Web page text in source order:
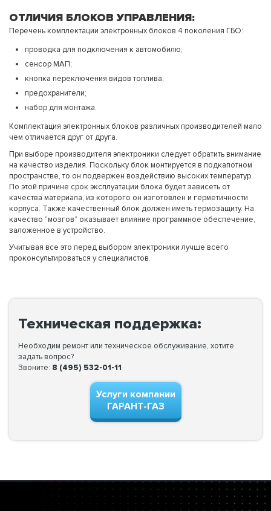
ОТЛИЧИЯ БЛОКОВ УПРАВЛЕНИЯ:
Перечень комплектации электронных блоков 4 поколения ГБО:
проводка для подключения к автомобилю;
сенсор МАП;
кнопка переключения видов топлива;
предохранители;
набор для монтажа.
Комплектация электронных блоков различных производителей мало
чем отличается друг от друга.
При выборе производителя электроники следует обратить внимание
на качество изделия. Поскольку блок монтируется в подкапотном
пространстве, то он подвержен воздействию высоких температур.
По этой причине срок эксплуатации блока будет зависеть от
качества материала, из которого он изготовлен и герметичности
корпуса. Также качественный блок должен иметь термозащиту. На
качество “мозгов” оказывает влияние программное обеспечение,
заложенное в устройство.
Учитывая все это перед выбором электроники лучше всего
проконсультироваться у специалистов.
Техническая поддержка:
Необходим ремонт или техническое обслуживание, хотите
задать вопрос?
Звоните: 8 (495) 532-01-11
Услуги компании
ГАРАНТ-ГАЗ